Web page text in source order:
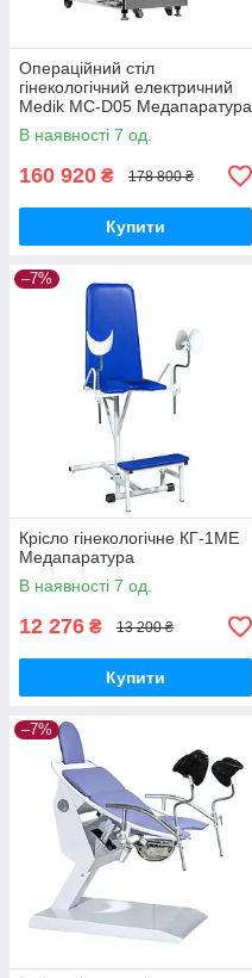
Операційний стіл
гінекологічний електричний
Medik MC-D05 Медапаратура
В наявності 7 од.
160 920 ₴ 178 800 ₴
Купити
–7%
Крісло гінекологічне КГ-1МЕ
Медапаратура
В наявності 7 од.
12 276 ₴ 13 200 ₴
Купити
–7%